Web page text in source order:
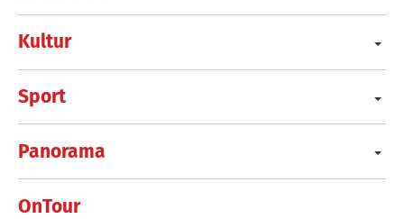
Kultur
Sport
Panorama
OnTour